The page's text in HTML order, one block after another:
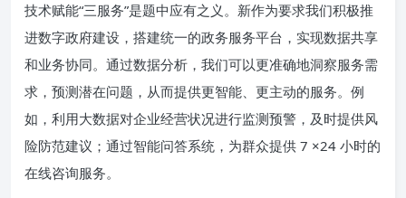
技术赋能“三服务”是题中应有之义。新作为要求我们积极推
进数字政府建设，搭建统一的政务服务平台，实现数据共享
和业务协同。通过数据分析，我们可以更准确地洞察服务需
求，预测潜在问题，从而提供更智能、更主动的服务。例
如，利用大数据对企业经营状况进行监测预警，及时提供风
险防范建议；通过智能问答系统，为群众提供 7 ×24 小时的
在线咨询服务。